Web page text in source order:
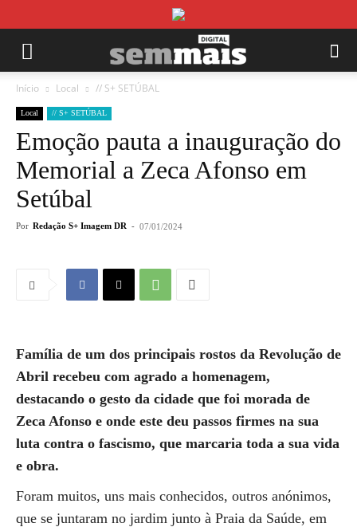
Início Local // S+ SETÚBAL
Local // S+ SETÚBAL
Emoção pauta a inauguração do
Memorial a Zeca Afonso em
Setúbal
Por Redação S+ Imagem DR - 07/01/2024
Família de um dos principais rostos da Revolução de
Abril recebeu com agrado a homenagem,
destacando o gesto da cidade que foi morada de
Zeca Afonso e onde este deu passos firmes na sua
luta contra o fascismo, que marcaria toda a sua vida
e obra.
Foram muitos, uns mais conhecidos, outros anónimos,
que se juntaram no jardim junto à Praia da Saúde, em